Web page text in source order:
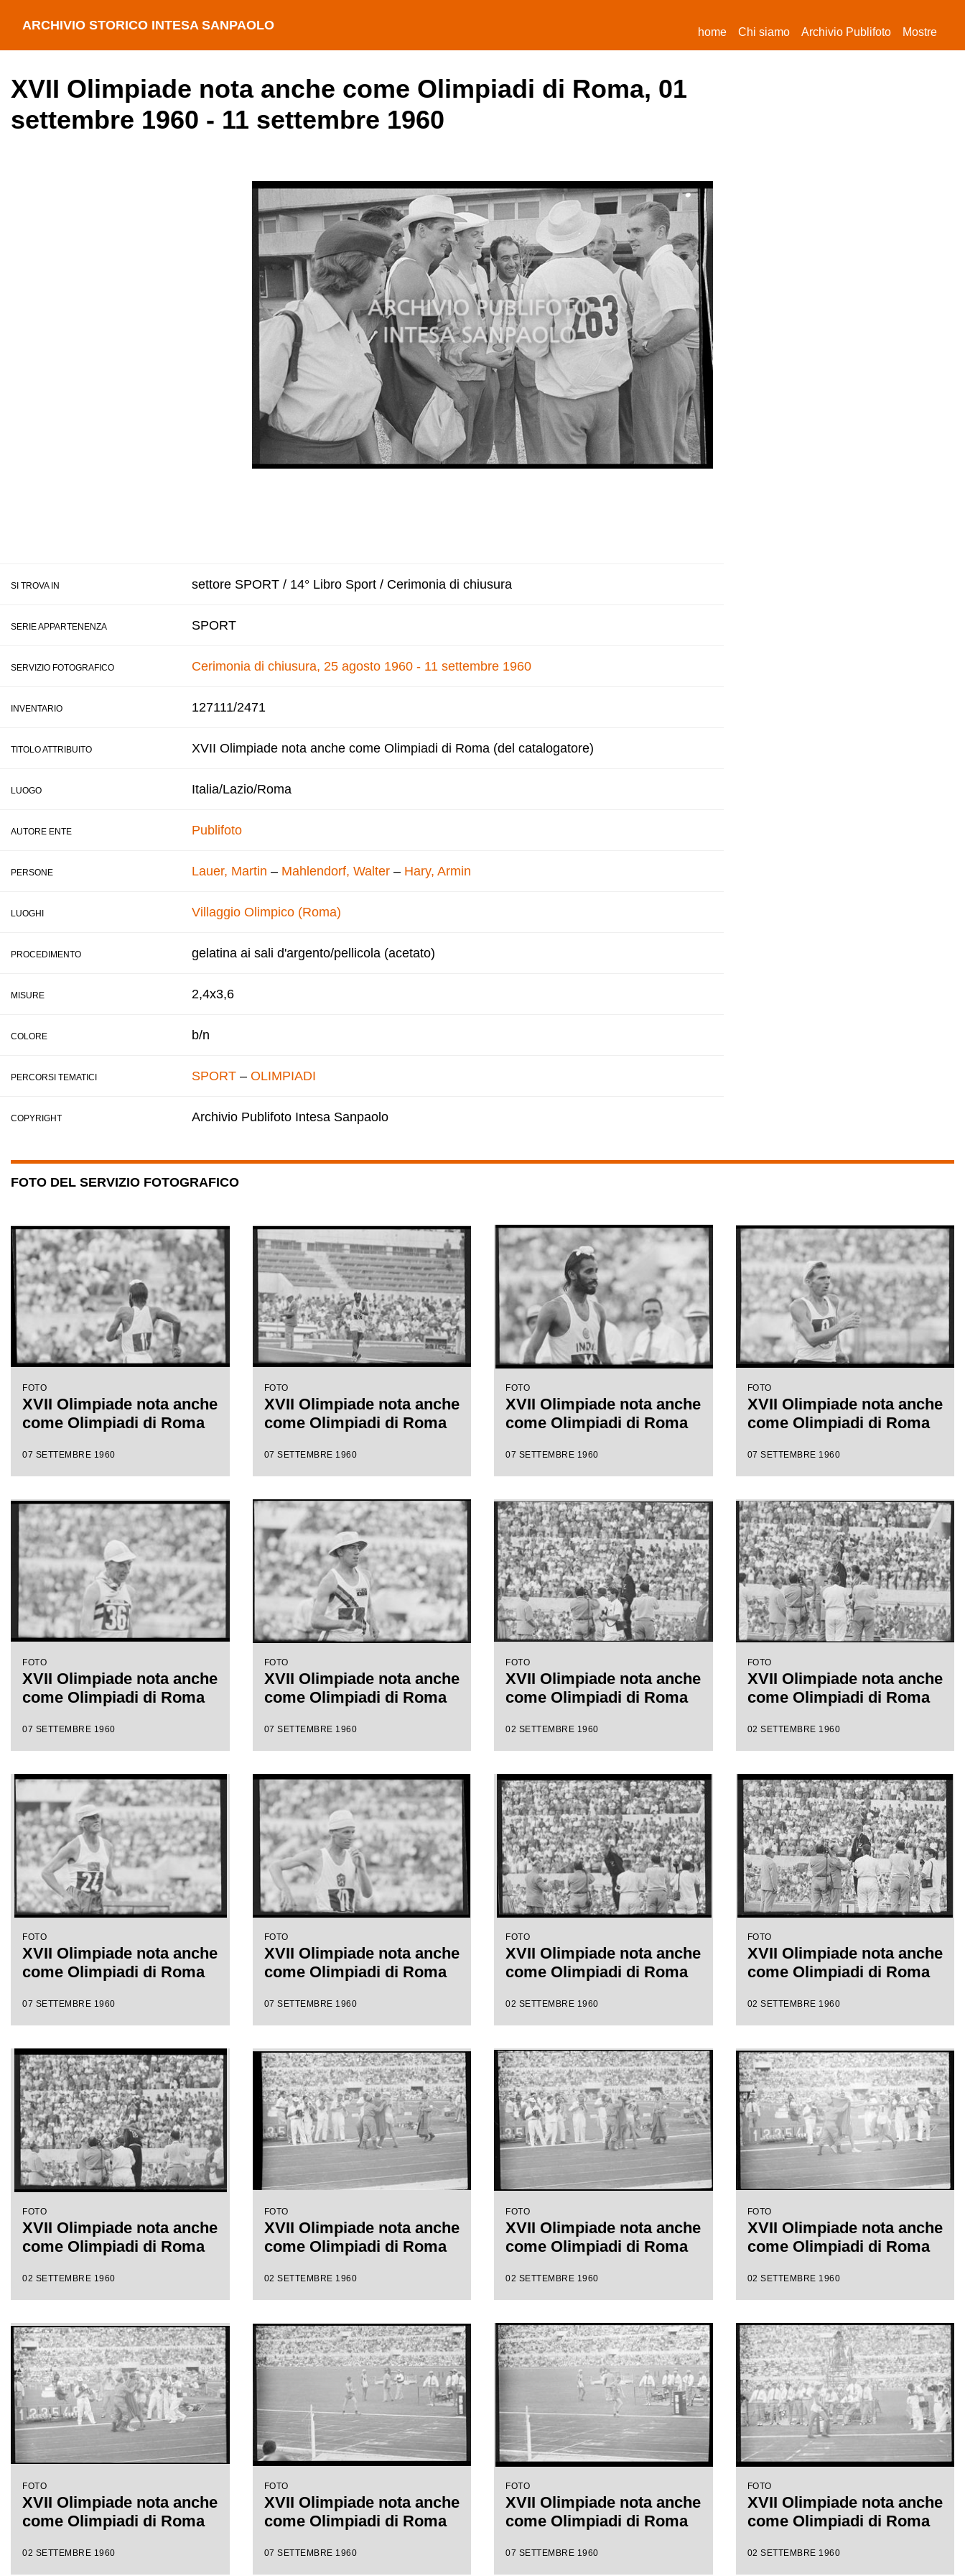
ARCHIVIO STORICO INTESA SANPAOLO home(current)
Chi siamo Archivio Publifoto Mostre
XVII Olimpiade nota anche come Olimpiadi di Roma, 01
settembre 1960 - 11 settembre 1960
SI TROVA IN settore SPORT / 14° Libro Sport / Cerimonia di chiusura
SERIE APPARTENENZA SPORT
SERVIZIO FOTOGRAFICO Cerimonia di chiusura, 25 agosto 1960 - 11 settembre 1960
INVENTARIO 127111/2471
TITOLO ATTRIBUITO XVII Olimpiade nota anche come Olimpiadi di Roma (del catalogatore)
LUOGO Italia/Lazio/Roma
AUTORE ENTE Publifoto
PERSONE Lauer, Martin – Mahlendorf, Walter – Hary, Armin
LUOGHI Villaggio Olimpico (Roma)
PROCEDIMENTO gelatina ai sali d'argento/pellicola (acetato)
MISURE 2,4x3,6
COLORE b/n
PERCORSI TEMATICI SPORT – OLIMPIADI
COPYRIGHT Archivio Publifoto Intesa Sanpaolo
FOTO DEL SERVIZIO FOTOGRAFICO
FOTO
XVII Olimpiade nota anche
come Olimpiadi di Roma
07 SETTEMBRE 1960
FOTO
XVII Olimpiade nota anche
come Olimpiadi di Roma
07 SETTEMBRE 1960
FOTO
XVII Olimpiade nota anche
come Olimpiadi di Roma
07 SETTEMBRE 1960
FOTO
XVII Olimpiade nota anche
come Olimpiadi di Roma
07 SETTEMBRE 1960
FOTO
XVII Olimpiade nota anche
come Olimpiadi di Roma
07 SETTEMBRE 1960
FOTO
XVII Olimpiade nota anche
come Olimpiadi di Roma
07 SETTEMBRE 1960
FOTO
XVII Olimpiade nota anche
come Olimpiadi di Roma
02 SETTEMBRE 1960
FOTO
XVII Olimpiade nota anche
come Olimpiadi di Roma
02 SETTEMBRE 1960
FOTO
XVII Olimpiade nota anche
come Olimpiadi di Roma
07 SETTEMBRE 1960
FOTO
XVII Olimpiade nota anche
come Olimpiadi di Roma
07 SETTEMBRE 1960
FOTO
XVII Olimpiade nota anche
come Olimpiadi di Roma
02 SETTEMBRE 1960
FOTO
XVII Olimpiade nota anche
come Olimpiadi di Roma
02 SETTEMBRE 1960
FOTO
XVII Olimpiade nota anche
come Olimpiadi di Roma
02 SETTEMBRE 1960
FOTO
XVII Olimpiade nota anche
come Olimpiadi di Roma
02 SETTEMBRE 1960
FOTO
XVII Olimpiade nota anche
come Olimpiadi di Roma
02 SETTEMBRE 1960
FOTO
XVII Olimpiade nota anche
come Olimpiadi di Roma
02 SETTEMBRE 1960
FOTO
XVII Olimpiade nota anche
come Olimpiadi di Roma
02 SETTEMBRE 1960
FOTO
XVII Olimpiade nota anche
come Olimpiadi di Roma
07 SETTEMBRE 1960
FOTO
XVII Olimpiade nota anche
come Olimpiadi di Roma
07 SETTEMBRE 1960
FOTO
XVII Olimpiade nota anche
come Olimpiadi di Roma
02 SETTEMBRE 1960